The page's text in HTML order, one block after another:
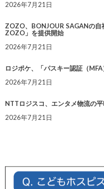
2026年7月21日
ZOZO、BONJOUR SAGANの
ZOZO」を提供開始
2026年7月21日
ロジポケ、「パスキー認証（
2026年7月21日
NTTロジスコ、エンタメ物流の
2026年7月21日